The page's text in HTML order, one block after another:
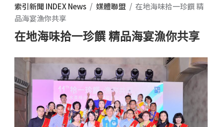
索引新聞 INDEX News / 媒體聯盟 / 在地海味拾一珍饌 精
品海宴漁你共享
在地海味拾一珍饌 精品海宴漁你共享